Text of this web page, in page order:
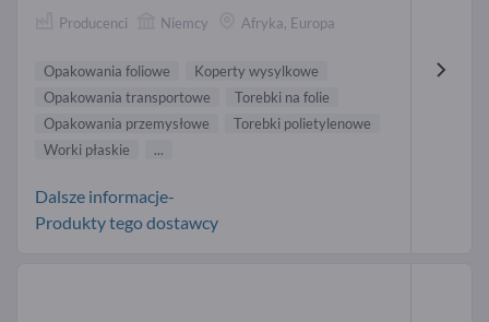
Producenci Niemcy Afryka, Europa
Opakowania foliowe
Koperty wysylkowe
Opakowania transportowe
Torebki na folie
Opakowania przemysłowe
Torebki polietylenowe
Worki płaskie
...
Dalsze informacje-
Produkty tego dostawcy